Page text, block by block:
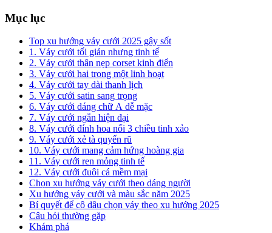
Mục lục
Top xu hướng váy cưới 2025 gây sốt
1. Váy cưới tối giản nhưng tinh tế
2. Váy cưới thân nẹp corset kinh điển
3. Váy cưới hai trong một linh hoạt
4. Váy cưới tay dài thanh lịch
5. Váy cưới satin sang trọng
6. Váy cưới dáng chữ A dễ mặc
7. Váy cưới ngắn hiện đại
8. Váy cưới đính hoa nổi 3 chiều tinh xảo
9. Váy cưới xẻ tà quyến rũ
10. Váy cưới mang cảm hứng hoàng gia
11. Váy cưới ren mỏng tinh tế
12. Váy cưới đuôi cá mềm mại
Chọn xu hướng váy cưới theo dáng người
Xu hướng váy cưới và màu sắc năm 2025
Bí quyết để cô dâu chọn váy theo xu hướng 2025
Câu hỏi thường gặp
Khám phá